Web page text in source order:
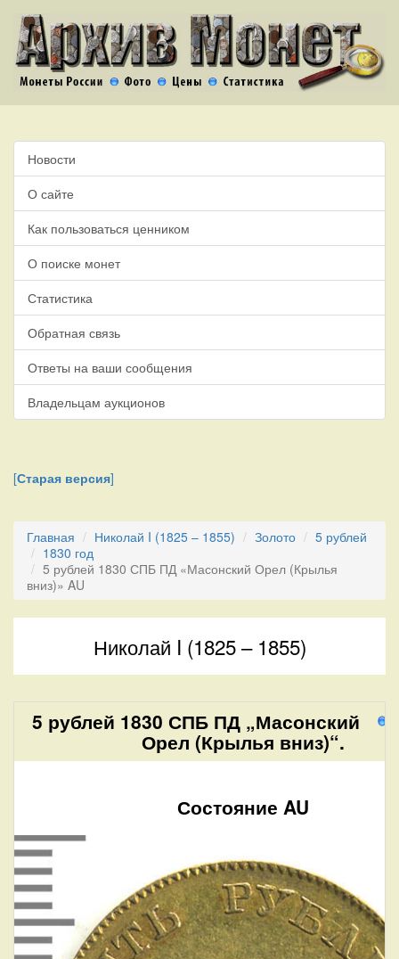
Новости
О сайте
Как пользоваться ценником
О поиске монет
Статистика
Обратная связь
Ответы на ваши сообщения
Владельцам аукционов
[Старая версия]
Главная Николай I (1825 – 1855) Золото
5 рублей
1830 год
5 рублей 1830 СПБ ПД «Масонский Орел (Крылья
вниз)» AU
Николай I (1825 – 1855)
5 рублей 1830 СПБ ПД „Масонский
Орел (Крылья вниз)“.
Состояние AU